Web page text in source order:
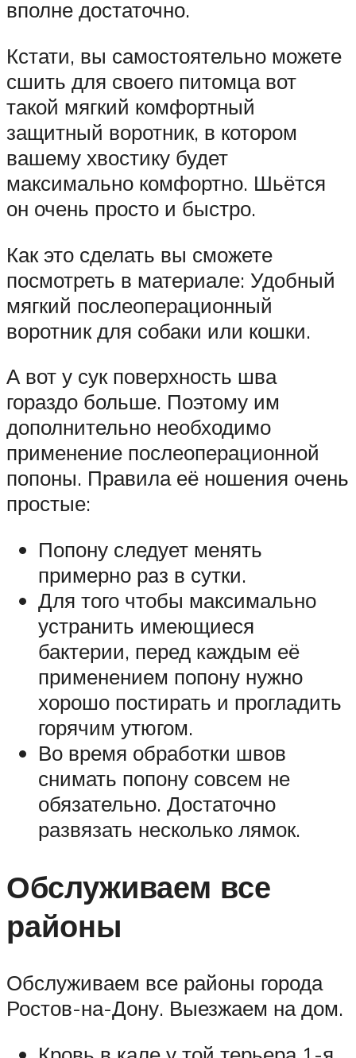
вполне достаточно.
Кстати, вы самостоятельно можете
сшить для своего питомца вот
такой мягкий комфортный
защитный воротник, в котором
вашему хвостику будет
максимально комфортно. Шьётся
он очень просто и быстро.
Как это сделать вы сможете
посмотреть в материале: Удобный
мягкий послеоперационный
воротник для собаки или кошки.
А вот у сук поверхность шва
гораздо больше. Поэтому им
дополнительно необходимо
применение послеоперационной
попоны. Правила её ношения очень
простые:
Попону следует менять
примерно раз в сутки.
Для того чтобы максимально
устранить имеющиеся
бактерии, перед каждым её
применением попону нужно
хорошо постирать и прогладить
горячим утюгом.
Во время обработки швов
снимать попону совсем не
обязательно. Достаточно
развязать несколько лямок.
Обслуживаем все
районы
Обслуживаем все районы города
Ростов-на-Дону. Выезжаем на дом.